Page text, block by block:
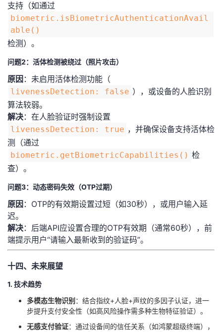
支持（如通过
biometric.isBiometricAuthenticationAvail
able()
检测）。
问题2：活体检测被绕过（照片攻击）
​原因​ ​：未启用活体检测功能（
livenessDetection: false ），或设备的人脸识别
算法较弱。
​解决​​：在人脸验证时强制设置
livenessDetection: true ，并确保设备支持活体检
测（通过
biometric.getBiometricCapabilities() 检
查）。
问题3：动态密码失效（OTP过期）
​原因​ ​：OTP的有效期设置过短（如30秒），或用户输入延
迟。
​解决​​：后端API应设置合理的OTP有效期（通常60秒），前
端提示用户“请输入最新收到的验证码”。
十四、未来展望
1. 技术趋势
​多模态生物识别​ ​：结合指纹+人脸+声纹的多因子认证，进一
步提升支付安全性（如高风险操作需多种生物特征验证）。
​无感支付验证​​：通过设备间的信任关系（如鸿蒙超级终端），